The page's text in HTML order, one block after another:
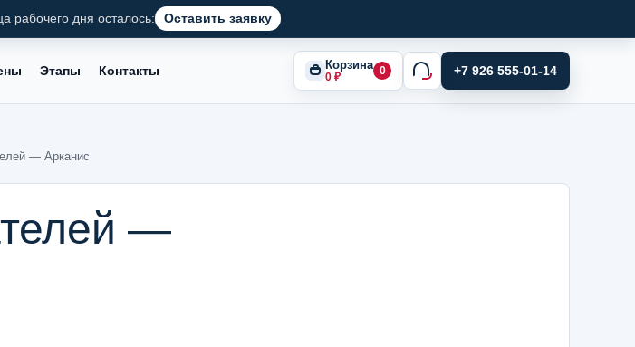
рабочего дня осталось: Оставить заявку
Этапы Контакты Корзина
0 ₽ 0 +7 926 555-01-14
— Арканис
—